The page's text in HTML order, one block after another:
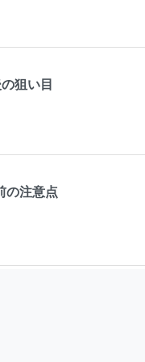
狙い目
の注意点